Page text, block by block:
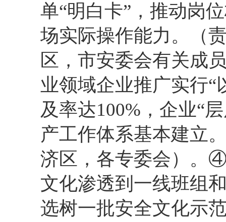
单“明白卡”，推动岗
场实际操作能力。（
区，市安委会有关成
业领域企业推广实行“
及率达100%，企业“
产工作体系基本建立
济区，各专委会）。
文化渗透到一线班组
选树一批安全文化示